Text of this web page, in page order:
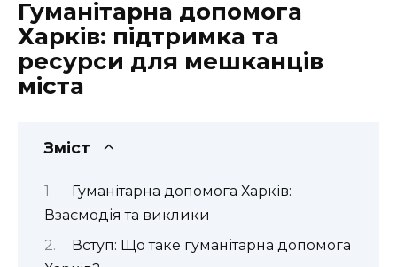
Гуманітарна допомога
Харків: підтримка та
ресурси для мешканців
міста
Зміст
Гуманітарна допомога Харків:
Взаємодія та виклики
Вступ: Що таке гуманітарна допомога